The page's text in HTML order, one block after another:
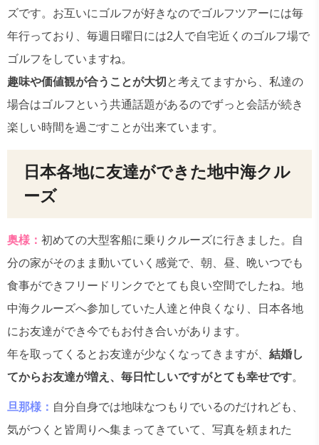
ズです。お互いにゴルフが好きなのでゴルフツアーには毎
年行っており、毎週日曜日には2人で自宅近くのゴルフ場で
ゴルフをしていますね。
趣味や価値観が合うことが大切 と考えてますから、私達の
場合はゴルフという共通話題があるのでずっと会話が続き
楽しい時間を過ごすことが出来ています。
日本各地に友達ができた地中海クル
ーズ
奥様： 初めての大型客船に乗りクルーズに行きました。自
分の家がそのまま動いていく感覚で、朝、昼、晩いつでも
食事ができフリードリンクでとても良い空間でしたね。地
中海クルーズへ参加していた人達と仲良くなり、日本各地
にお友達ができ今でもお付き合いがあります。
年を取ってくるとお友達が少なくなってきますが、 結婚し
てからお友達が増え、毎日忙しいですがとても幸せです。
旦那様： 自分自身では地味なつもりでいるのだけれども、
気がつくと皆周りへ集まってきていて、写真を頼まれた